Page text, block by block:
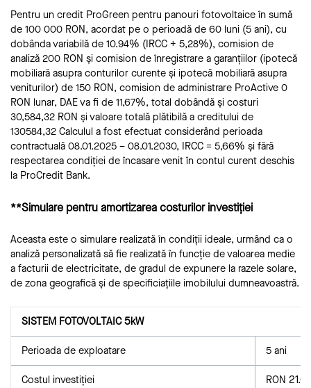
Pentru un credit ProGreen pentru panouri fotovoltaice în sumă
de 100 000 RON, acordat pe o perioadă de 60 luni (5 ani), cu
dobânda variabilă de 10.94% (IRCC + 5,28%), comision de
analiză 200 RON și comision de înregistrare a garanțiilor (ipotecă
mobiliară asupra conturilor curente și ipotecă mobiliară asupra
veniturilor) de 150 RON, comision de administrare ProActive 0
RON lunar, DAE va fi de 11,67%, total dobândă și costuri
30,584,32 RON și valoare totală plătibilă a creditului de
130584,32 Calculul a fost efectuat considerând perioada
contractuală 08.01.2025 – 08.01.2030, IRCC = 5,66% și fără
respectarea condiției de încasare venit în contul curent deschis
la ProCredit Bank.
**Simulare pentru amortizarea costurilor investiției
Aceasta este o simulare realizată în condiții ideale, urmând ca o
analiză personalizată să fie realizată în funcție de valoarea medie
a facturii de electricitate, de gradul de expunere la razele solare,
de zona geografică și de specificiațiile imobilului dumneavoastră.
SISTEM FOTOVOLTAIC 5kW
Perioada de exploatare 5 ani
Costul investiției RON